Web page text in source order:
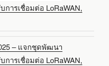
การเชื่อมต่อ LoRaWAN,
– แจกชุดพัฒนา
การเชื่อมต่อ LoRaWAN,